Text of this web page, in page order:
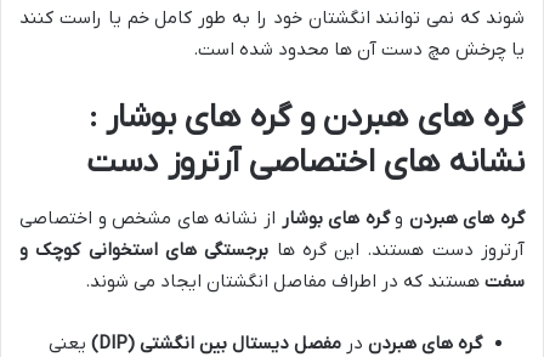
شوند که نمی توانند انگشتان خود را به طور کامل خم یا راست کنند
یا چرخش مچ دست آن ها محدود شده است.
گره های هبردن و گره های بوشار :
نشانه های اختصاصی آرتروز دست
گره های هبردن وگره های بوشار از نشانه های مشخص و اختصاصی
آرتروز دست هستند. این گره ها برجستگی های استخوانی کوچک و
سفت هستند که در اطراف مفاصل انگشتان ایجاد می شوند.
گره های هبردن در مفصل دیستال بین انگشتی (DIP)
یعنی